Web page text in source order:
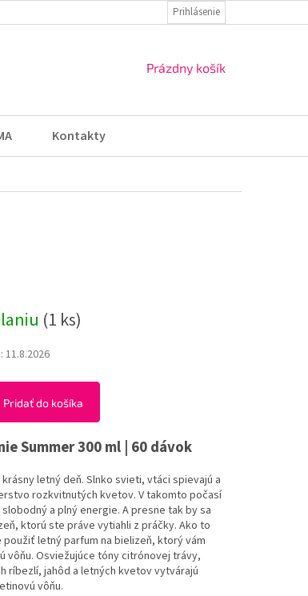
VRÁTENIE TOVARU A
Prihlásenie
NÁKUPNÝ
Prázdny košík
Kontakty
(1 ks)
11.8.2026
Pridať do košíka
Summer 300 ml | 60 dávok
letný deň. Slnko svieti, vtáci spievajú a
rozkvitnutých kvetov. V takomto počasí
a plný energie. A presne tak by sa
ktorú ste práve vytiahli z práčky. Ako to
letný parfum na bielizeň, ktorý vám
vôňu. Osviežujúce tóny citrónovej trávy,
ríbezlí, jahôd a letných kvetov vytvárajú
vôňu.